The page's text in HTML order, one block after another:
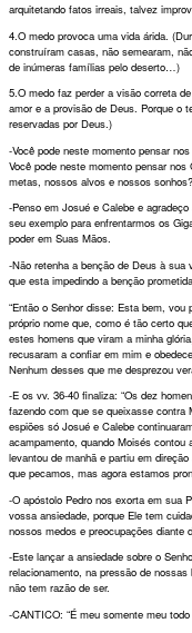
arquitetando fatos irreais, talvez
4.O medo provoca uma vida árida.
construíram casas, não semearam,
de inúmeras famílias pelo deserto…)
5.O medo faz perder a visão correta
amor e a provisão de Deus. Porque o
reservadas por Deus.)
-Você pode neste momento pensar
Você pode neste momento pensar
metas, nossos alvos e nossos sonhos?
-Penso em Josué e Calebe e
seu exemplo para enfrentarmos os
poder em Suas Mãos.
-Não retenha a benção de Deus à
que esta impedindo a benção
“Então o Senhor disse: Esta bem,
próprio nome que, como é tão certo
estes homens que viram a minha
recusaram a confiar em mim e
Nenhum desses que me desprezou
-E os vv. 36-40 finaliza: “Os dez
fazendo com que se queixasse contra
espiões só Josué e Calebe
acampamento, quando Moisés
levantou de manhã e partiu em
que pecamos, mas agora estamos
-O apóstolo Pedro nos exorta em sua
vossa ansiedade, porque Ele tem
nossos medos e preocupações diante
-Este lançar a ansiedade sobre o
relacionamento, na pressão de
não tem razão de ser.
-CANTICO: “É meu somente meu